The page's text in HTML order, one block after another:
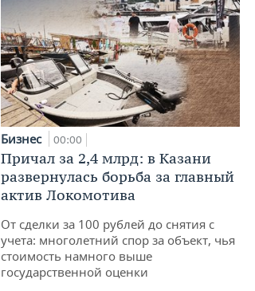
Бизнес 00:00
Причал за 2,4 млрд: в Казани
развернулась борьба за главный
актив Локомотива
От сделки за 100 рублей до снятия с
учета: многолетний спор за объект, чья
стоимость намного выше
государственной оценки